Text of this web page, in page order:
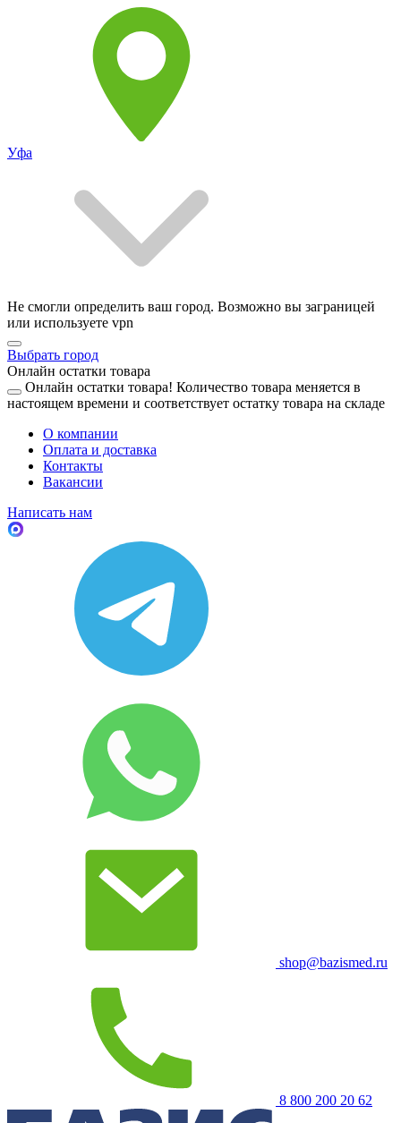
Уфа
Не смогли определить ваш город. Возможно вы заграницей
или используете vpn
Выбрать город
Онлайн остатки товара
Онлайн остатки товара! Количество товара меняется в
настоящем времени и соответствует остатку товара на складе
О компании
Оплата и доставка
Контакты
Вакансии
Написать нам
shop@bazismed.ru
8 800 200 20 62